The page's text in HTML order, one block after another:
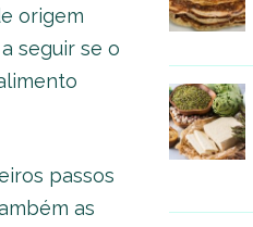
origem
seguir se o
passos
as